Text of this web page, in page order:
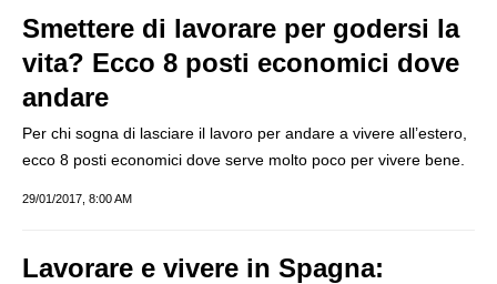
Smettere di lavorare per godersi la
vita? Ecco 8 posti economici dove
andare
Per chi sogna di lasciare il lavoro per andare a vivere all’estero,
ecco 8 posti economici dove serve molto poco per vivere bene.
29/01/2017, 8:00 AM
Lavorare e vivere in Spagna: